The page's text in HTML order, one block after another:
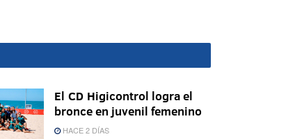
El CD Higicontrol logra el
bronce en juvenil femenino
HACE 2 DÍAS